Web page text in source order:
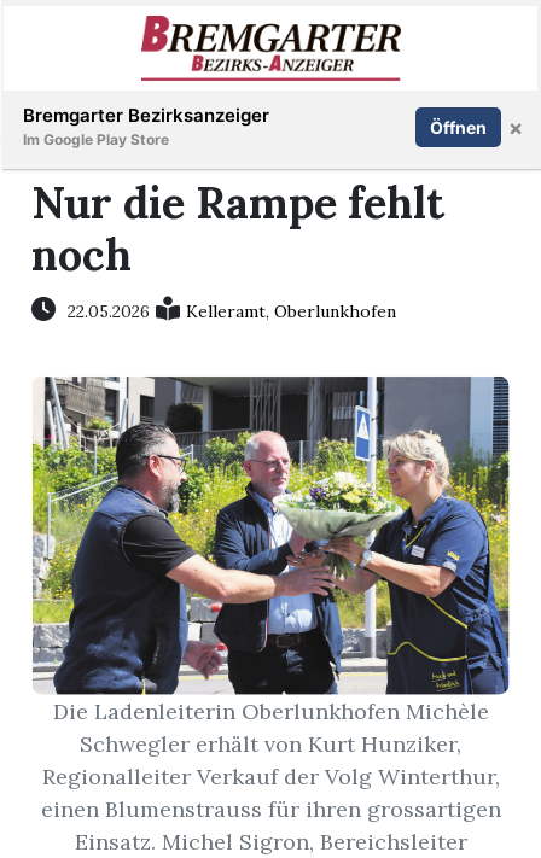
Immobilien
Veranstaltungen
Stellen
E-
Paper
Newsletter
App
Bremgarten
Inserieren Abonnieren Anmelden
Nur die Rampe fehlt
noch
22.05.2026 Kelleramt,Oberlunkhofen
Die Ladenleiterin Oberlunkhofen Michèle
Schwegler erhält von Kurt Hunziker,
Regionalleiter Verkauf der Volg Winterthur,
einen Blumenstrauss für ihren grossartigen
Einsatz. Michel Sigron, Bereichsleiter
Bremgarter Bezirksanzeiger
Im Google Play Store
Öffnen ×